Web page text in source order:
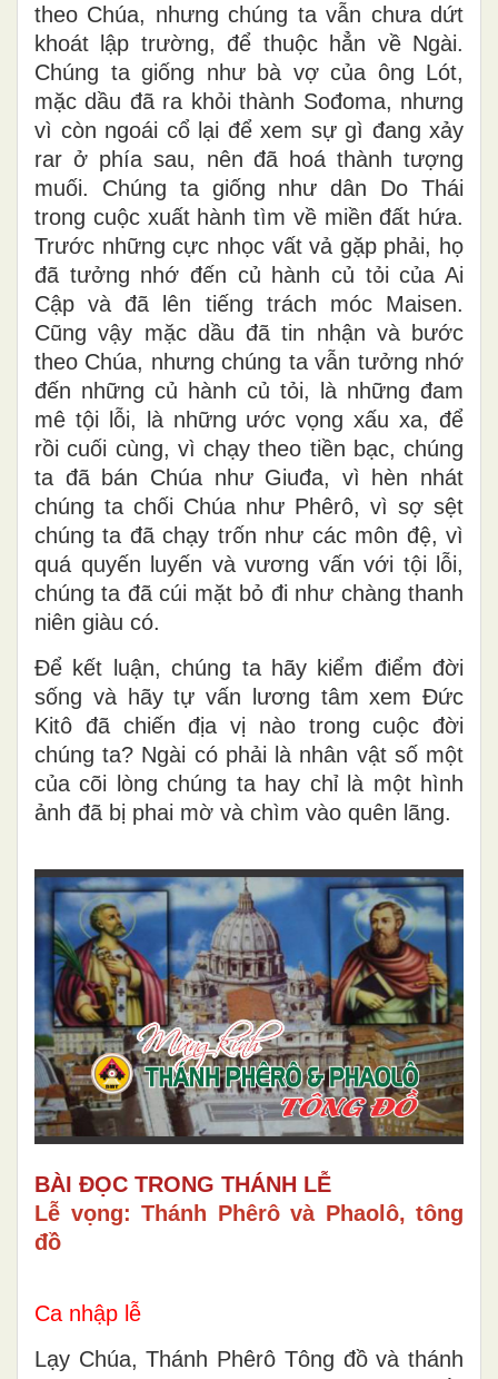
theo Chúa, nhưng chúng ta vẫn chưa dứt
khoát lập trường, để thuộc hẳn về Ngài.
Chúng ta giống như bà vợ của ông Lót,
mặc dầu đã ra khỏi thành Sođoma, nhưng
vì còn ngoái cổ lại để xem sự gì đang xảy
rar ở phía sau, nên đã hoá thành tượng
muối. Chúng ta giống như dân Do Thái
trong cuộc xuất hành tìm về miền đất hứa.
Trước những cực nhọc vất vả gặp phải, họ
đã tưởng nhớ đến củ hành củ tỏi của Ai
Cập và đã lên tiếng trách móc Maisen.
Cũng vậy mặc dầu đã tin nhận và bước
theo Chúa, nhưng chúng ta vẫn tưởng nhớ
đến những củ hành củ tỏi, là những đam
mê tội lỗi, là những ước vọng xấu xa, để
rồi cuối cùng, vì chạy theo tiền bạc, chúng
ta đã bán Chúa như Giuđa, vì hèn nhát
chúng ta chối Chúa như Phêrô, vì sợ sệt
chúng ta đã chạy trốn như các môn đệ, vì
quá quyến luyến và vương vấn với tội lỗi,
chúng ta đã cúi mặt bỏ đi như chàng thanh
niên giàu có.
Để kết luận, chúng ta hãy kiểm điểm đời
sống và hãy tự vấn lương tâm xem Đức
Kitô đã chiến địa vị nào trong cuộc đời
chúng ta? Ngài có phải là nhân vật số một
của cõi lòng chúng ta hay chỉ là một hình
ảnh đã bị phai mờ và chìm vào quên lãng.
BÀI ĐỌC TRONG THÁNH LỄ
Lễ vọng: Thánh Phêrô và Phaolô, tông
đồ
Ca nhập lễ
Lạy Chúa, Thánh Phêrô Tông đồ và thánh